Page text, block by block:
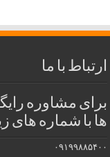
ارتباط با ما
برای مشاوره
ها با شماره های
۰۹۱۹۹۸۸۵۴۰۰